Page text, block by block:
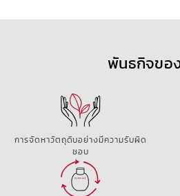
พันธกิจของ
การจัดหาวัตถุดิบอย่างมีความรับผิด
ชอบ